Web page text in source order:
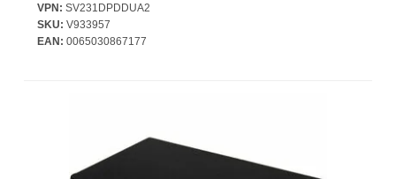
VPN: SV231DPDDUA2
SKU: V933957
EAN: 0065030867177